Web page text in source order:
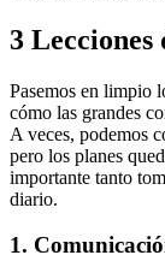
3
Pasemos en limpio
cómo las grandes
A veces, podemos
pero los planes
importante tanto
diario.
1.